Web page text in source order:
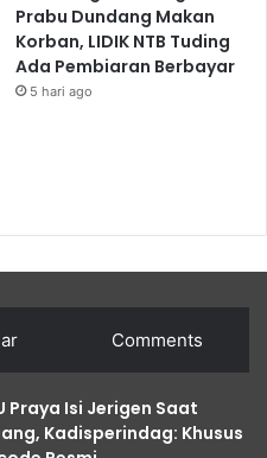
Prabu Dundang Makan
Korban, LIDIK NTB Tuding
Ada Pembiaran Berbayar
5 hari ago
Comments
Praya Isi Jerigen Saat
Kadisperindag: Khusus